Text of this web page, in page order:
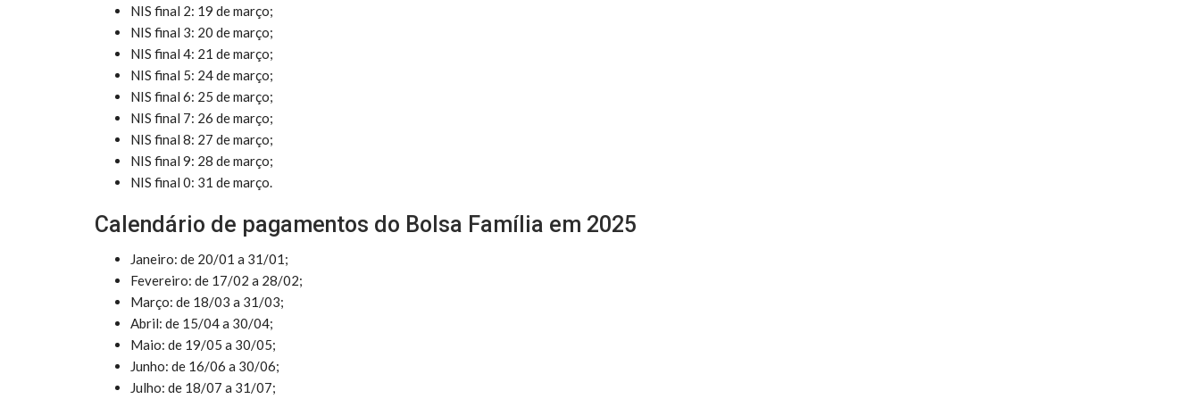
NIS final 2: 19 de março;
NIS final 3: 20 de março;
NIS final 4: 21 de março;
NIS final 5: 24 de março;
NIS final 6: 25 de março;
NIS final 7: 26 de março;
NIS final 8: 27 de março;
NIS final 9: 28 de março;
NIS final 0: 31 de março.
Calendário de pagamentos do Bolsa Família em 2025
Janeiro: de 20/01 a 31/01;
Fevereiro: de 17/02 a 28/02;
Março: de 18/03 a 31/03;
Abril: de 15/04 a 30/04;
Maio: de 19/05 a 30/05;
Junho: de 16/06 a 30/06;
Julho: de 18/07 a 31/07;